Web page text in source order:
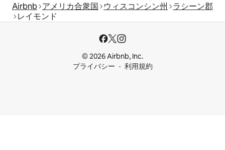
Airbnb アメリカ合衆国 ウィスコンシン州
ラシーン郡
レイモンド
© 2026 Airbnb, Inc.
プライバシー
利用規約